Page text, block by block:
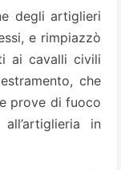
degli artiglieri
e rimpiazzò
ai cavalli civili
che
prove di fuoco
in